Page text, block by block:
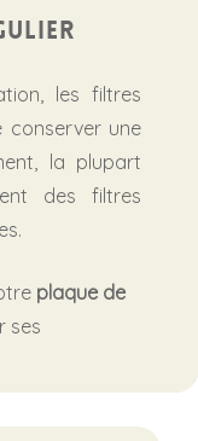
les filtres
conserver une
la plupart
des filtres
plaque de
ses